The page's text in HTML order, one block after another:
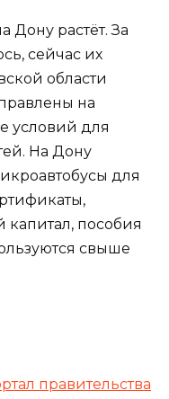
Дону растёт. За
сейчас их
области
на
условий для
На Дону
для
пособия
свыше
правительства